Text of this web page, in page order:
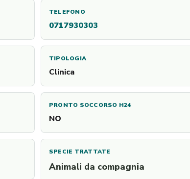
TELEFONO
0717930303
TIPOLOGIA
Clinica
PRONTO SOCCORSO H24
NO
SPECIE TRATTATE
Animali da compagnia